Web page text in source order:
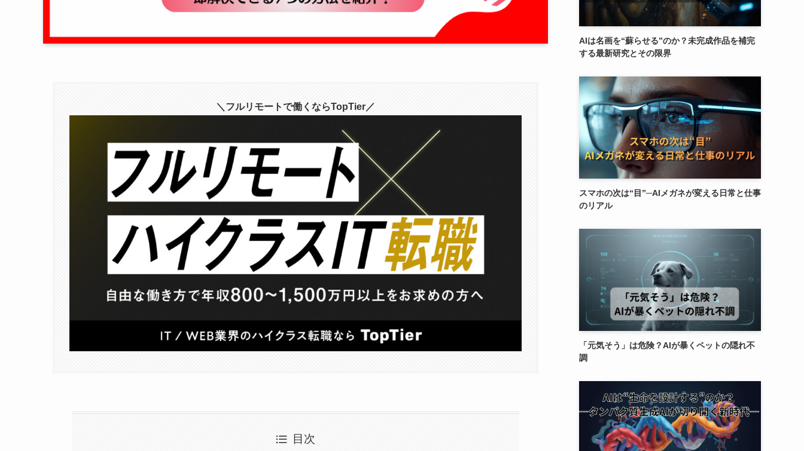
＼フルリモートで働くならTopTier／
目次
AIは名画を“蘇らせる”のか？未完成作品を補完
する最新研究とその限界
スマホの次は“目”─AIメガネが変える日常と仕事
のリアル
「元気そう」は危険？AIが暴くペットの隠れ不
調